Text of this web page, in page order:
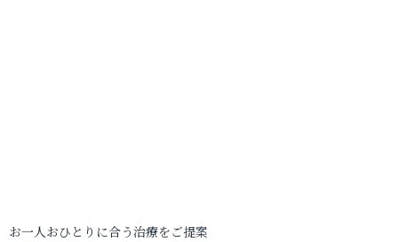
お一人おひとりに合う治療をご提案